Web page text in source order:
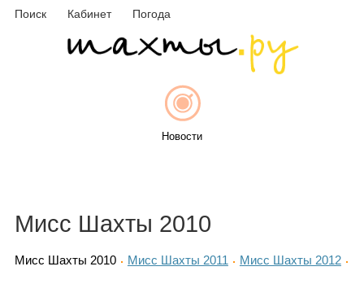
Поиск Кабинет Погода
Новости
Афиша
Мисс Шахты 2010
Мисс Шахты 2010 Мисс Шахты 2011 Мисс Шахты 2012